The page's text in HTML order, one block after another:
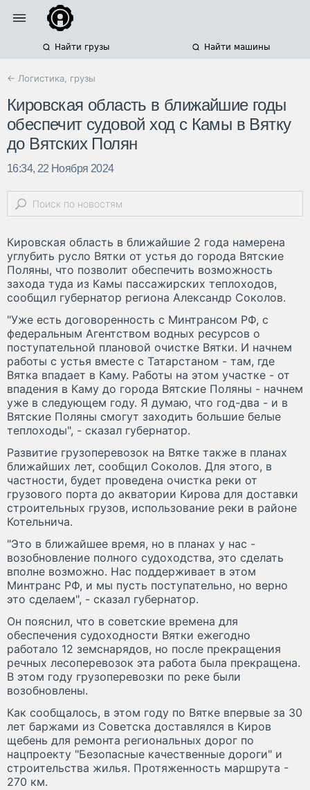
Найти грузы Найти машины
← Логистика, грузы
Кировская область в ближайшие годы
обеспечит судовой ход с Камы в Вятку
до Вятских Полян
16:34, 22 Ноября 2024
Кировская область в ближайшие 2 года намерена
углубить русло Вятки от устья до города Вятские
Поляны, что позволит обеспечить возможность
захода туда из Камы пассажирских теплоходов,
сообщил губернатор региона Александр Соколов.
"Уже есть договоренность с Минтрансом РФ, с
федеральным Агентством водных ресурсов о
поступательной плановой очистке Вятки. И начнем
работы с устья вместе с Татарстаном - там, где
Вятка впадает в Каму. Работы на этом участке - от
впадения в Каму до города Вятские Поляны - начнем
уже в следующем году. Я думаю, что год-два - и в
Вятские Поляны смогут заходить большие белые
теплоходы", - сказал губернатор.
Развитие грузоперевозок на Вятке также в планах
ближайших лет, сообщил Соколов. Для этого, в
частности, будет проведена очистка реки от
грузового порта до акватории Кирова для доставки
строительных грузов, использование реки в районе
Котельнича.
"Это в ближайшее время, но в планах у нас -
возобновление полного судоходства, это сделать
вполне возможно. Нас поддерживает в этом
Минтранс РФ, и мы пусть поступательно, но верно
это сделаем", - сказал губернатор.
Он пояснил, что в советские времена для
обеспечения судоходности Вятки ежегодно
работало 12 земснарядов, но после прекращения
речных лесоперевозок эта работа была прекращена.
В этом году грузоперевозки по реке были
возобновлены.
Как сообщалось, в этом году по Вятке впервые за 30
лет баржами из Советска доставлялся в Киров
щебень для ремонта региональных дорог по
нацпроекту "Безопасные качественные дороги" и
строительства жилья. Протяженность маршрута -
270 км.